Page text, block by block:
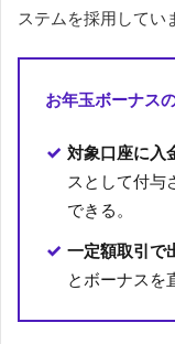
ステムを採用してい
お年玉ボーナス
対象口座に入
スとして付与
できる。
一定額取引で
とボーナスを